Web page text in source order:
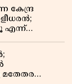
കേന്ദ്ര
എന്ന്
മതേതര